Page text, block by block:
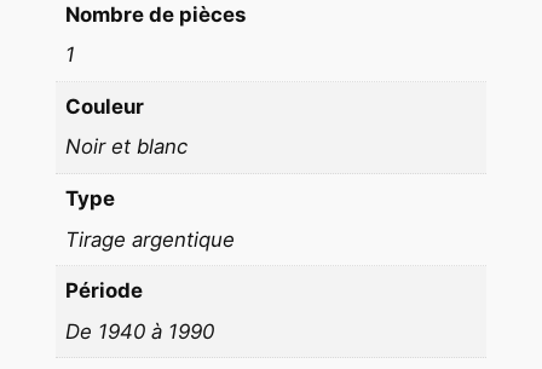
N
Nombre de pièces
1
Couleur
Noir et blanc
Type
Tirage argentique
Période
De 1940 à 1990